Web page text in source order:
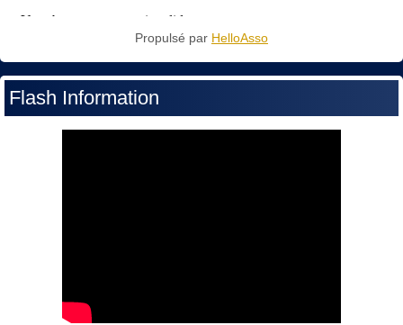
Propulsé par HelloAsso
Flash Information